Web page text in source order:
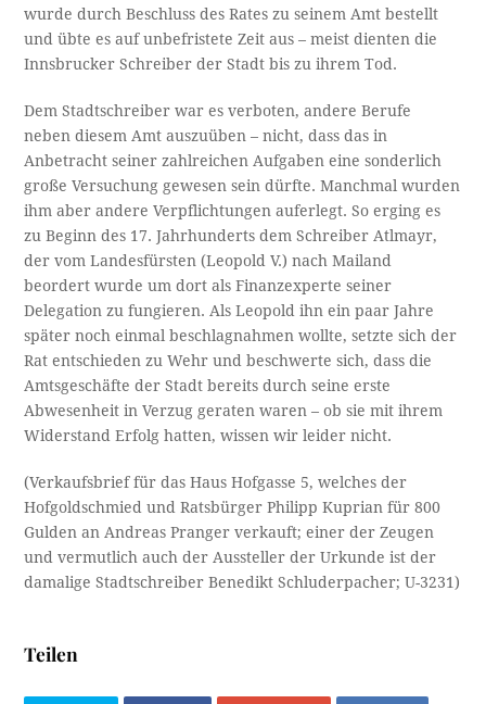
wurde durch Beschluss des Rates zu seinem Amt bestellt
und übte es auf unbefristete Zeit aus – meist dienten die
Innsbrucker Schreiber der Stadt bis zu ihrem Tod.
Dem Stadtschreiber war es verboten, andere Berufe
neben diesem Amt auszuüben – nicht, dass das in
Anbetracht seiner zahlreichen Aufgaben eine sonderlich
große Versuchung gewesen sein dürfte. Manchmal wurden
ihm aber andere Verpflichtungen auferlegt. So erging es
zu Beginn des 17. Jahrhunderts dem Schreiber Atlmayr,
der vom Landesfürsten (Leopold V.) nach Mailand
beordert wurde um dort als Finanzexperte seiner
Delegation zu fungieren. Als Leopold ihn ein paar Jahre
später noch einmal beschlagnahmen wollte, setzte sich der
Rat entschieden zu Wehr und beschwerte sich, dass die
Amtsgeschäfte der Stadt bereits durch seine erste
Abwesenheit in Verzug geraten waren – ob sie mit ihrem
Widerstand Erfolg hatten, wissen wir leider nicht.
(Verkaufsbrief für das Haus Hofgasse 5, welches der
Hofgoldschmied und Ratsbürger Philipp Kuprian für 800
Gulden an Andreas Pranger verkauft; einer der Zeugen
und vermutlich auch der Aussteller der Urkunde ist der
damalige Stadtschreiber Benedikt Schluderpacher; U-3231)
Teilen